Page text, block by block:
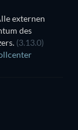
externen
des
(3.13.0)